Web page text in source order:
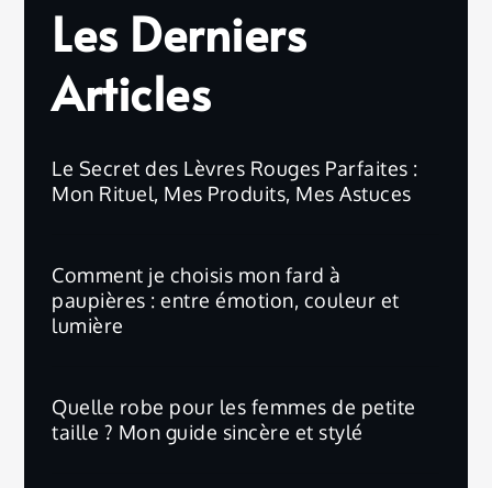
Les Derniers
Articles
Le Secret des Lèvres Rouges Parfaites :
Mon Rituel, Mes Produits, Mes Astuces
Comment je choisis mon fard à
paupières : entre émotion, couleur et
lumière
Quelle robe pour les femmes de petite
taille ? Mon guide sincère et stylé